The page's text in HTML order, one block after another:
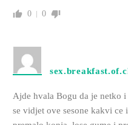
0 0
Ajde hvala Bogu da je netko
se vidjet ove sesone kakvi ce